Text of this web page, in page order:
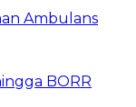
Ambulans
BORR